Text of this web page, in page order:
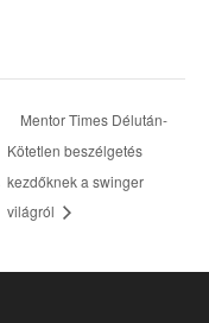
Mentor Times Délután-
Kötetlen beszélgetés
kezdőknek a swinger
világról